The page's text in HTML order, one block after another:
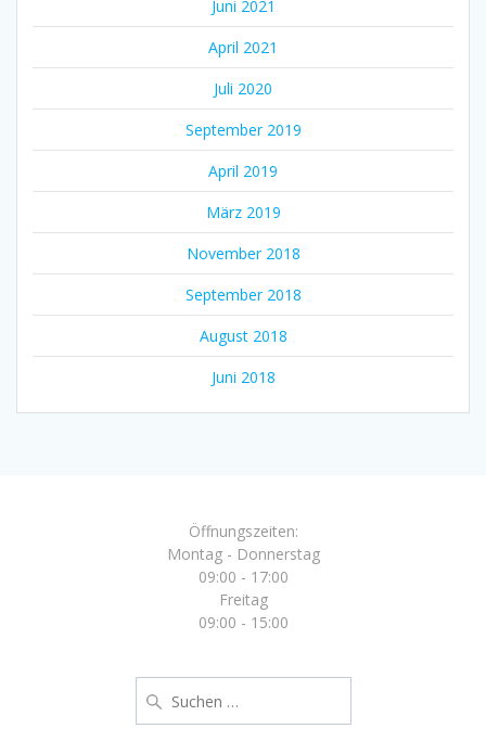
Juni 2021
April 2021
Juli 2020
September 2019
April 2019
März 2019
November 2018
September 2018
August 2018
Juni 2018
Öffnungszeiten:
Montag - Donnerstag
09:00 - 17:00
Freitag
09:00 - 15:00
nach: